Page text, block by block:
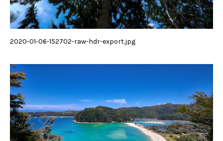
2020-01-06-152702-raw-hdr-export.jpg